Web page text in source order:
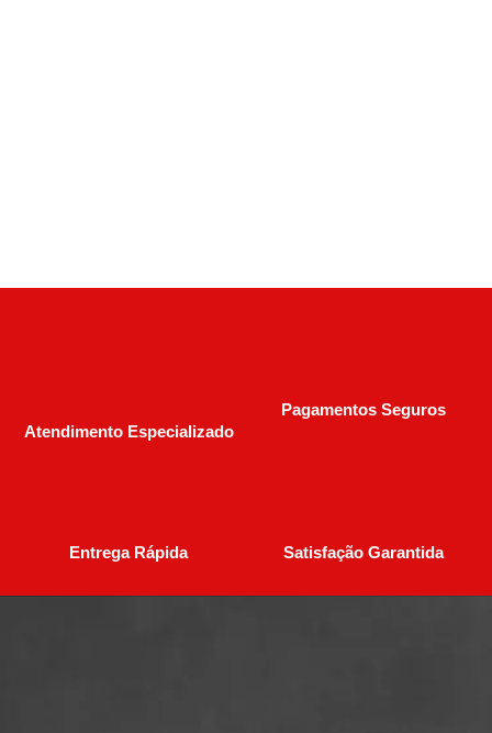
Atendimento Especializado
Pagamentos Seguros
Entrega Rápida Satisfação Garantida